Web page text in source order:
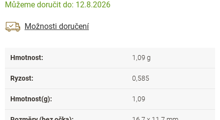
12.8.2026
Možnosti doručení
Hmotnost: 1,09 g
Ryzost: 0,585
Hmotnost(g): 1,09